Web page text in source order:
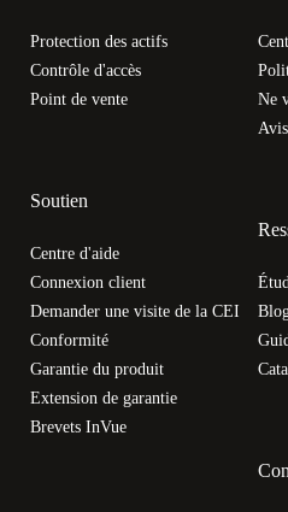
Protection des actifs
Contrôle d'accès
Point de vente
Soutien
Centre d'aide
Connexion client
Demander une visite de la CEI
Conformité
Garantie du produit
Extension de garantie
Brevets InVue
Ne